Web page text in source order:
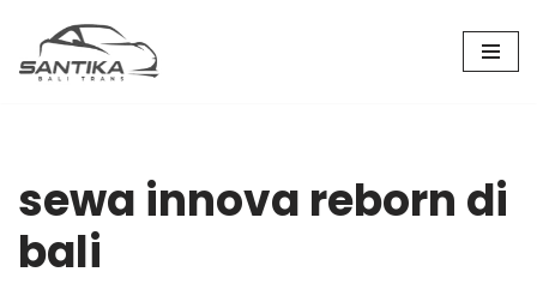
Skip
sewa innova reborn di
bali